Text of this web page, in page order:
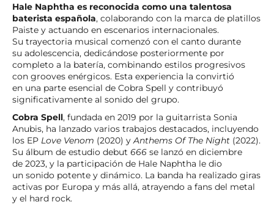
Hale Naphtha es reconocida como una talentosa
baterista española, colaborando con la marca de platillos
Paiste y actuando en escenarios internacionales.
Su trayectoria musical comenzó con el canto durante
su adolescencia, dedicándose posteriormente por
completo a la batería, combinando estilos progresivos
con grooves enérgicos. Esta experiencia la convirtió
en una parte esencial de Cobra Spell y contribuyó
significativamente al sonido del grupo.
Cobra Spell, fundada en 2019 por la guitarrista Sonia
Anubis, ha lanzado varios trabajos destacados, incluyendo
los EP Love Venom (2020) yAnthems Of The Night (2022).
Su álbum de estudio debut 666 se lanzó en diciembre
de 2023, y la participación de Hale Naphtha le dio
un sonido potente y dinámico. La banda ha realizado giras
activas por Europa y más allá, atrayendo a fans del metal
y el hard rock.